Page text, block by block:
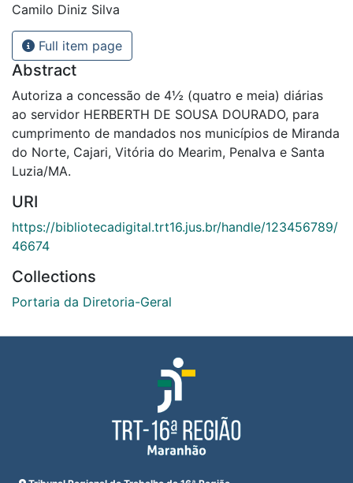
Camilo Diniz Silva
Full item page
Abstract
Autoriza a concessão de 4½ (quatro e meia) diárias
ao servidor HERBERTH DE SOUSA DOURADO, para
cumprimento de mandados nos municípios de Miranda
do Norte, Cajari, Vitória do Mearim, Penalva e Santa
Luzia/MA.
URI
https://bibliotecadigital.trt16.jus.br/handle/123456789/
46674
Collections
Portaria da Diretoria-Geral